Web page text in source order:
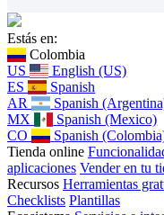
Estás en:
Colombia
US
English (US)
ES
Spanish
AR
Spanish
MX
Spanish (Mexico)
CO
Spanish
Tienda online
aplicaciones Vender en tu
Recursos Herramientas
Checklists Plantillas